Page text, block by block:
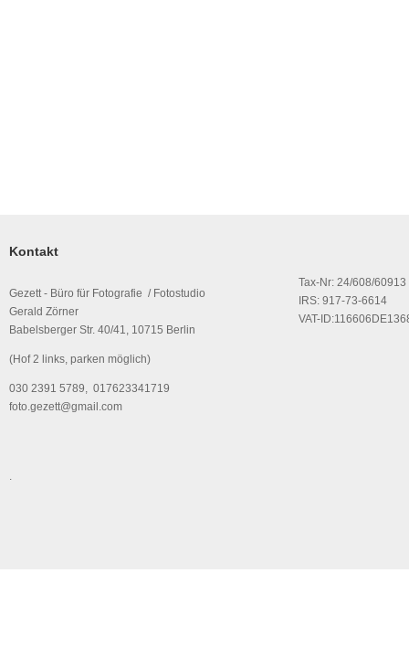
Kontakt
Gezett - Büro für Fotografie / Fotostudio
Gerald Zörner
Babelsberger Str. 40/41, 10715 Berlin
(Hof 2 links, parken möglich)
030 2391 5789, 017623341719
foto.gezett@gmail.com
Tax-Nr: 24/608/60913
IRS: 917-73-6614
VAT-
.